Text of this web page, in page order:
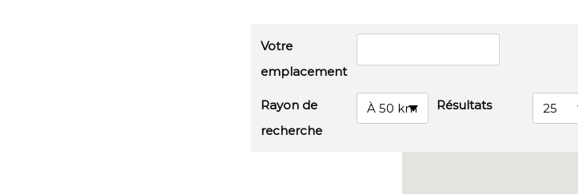
Votre
emplacement
Rayon de
recherche
À 50 km Résultats 25